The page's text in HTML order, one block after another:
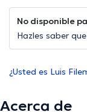
No disponible
Hazles saber
¿Usted es Luis
Acerca de